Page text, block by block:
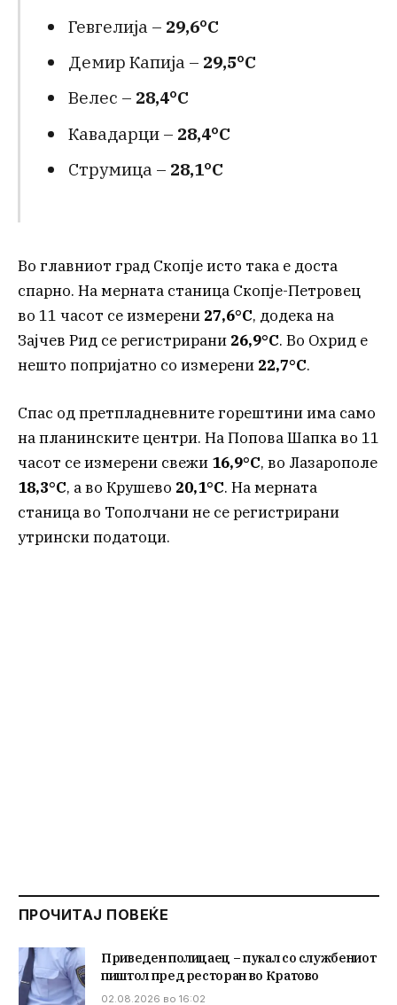
Гевгелија – 29,6°C
Демир Капија – 29,5°C
Велес – 28,4°C
Кавадарци – 28,4°C
Струмица – 28,1°C
Во главниот град Скопје исто така е доста
спарно. На мерната станица Скопје-Петровец
во 11 часот се измерени 27,6°C, додека на
Зајчев Рид се регистрирани 26,9°C. Во Охрид е
нешто попријатно со измерени 22,7°C.
Спас од претпладневните горештини има само
на планинските центри. На Попова Шапка во 11
часот се измерени свежи 16,9°C, во Лазарополе
18,3°C, а во Крушево 20,1°C. На мерната
станица во Тополчани не се регистрирани
утрински податоци.
ПРОЧИТАЈ ПОВЕЌЕ
Приведен полицаец – пукал со службениот
пиштол пред ресторан во Кратово
02.08.2026 во 16:02